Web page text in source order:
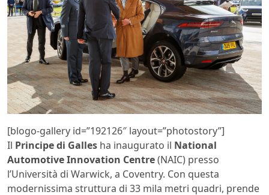
[blogo-gallery id=”192126″ layout=”photostory”]
Il Principe di Galles ha inaugurato il National
Automotive Innovation Centre(NAIC) presso
l’Università di Warwick, a Coventry. Con questa
modernissima struttura di 33 mila metri quadri, prende